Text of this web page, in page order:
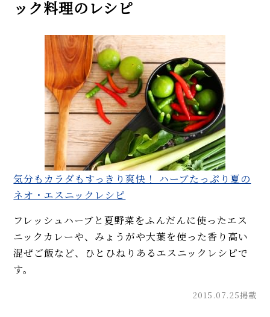
ック料理のレシピ
気分もカラダもすっきり爽快！ ハーブたっぷり夏の
ネオ・エスニックレシピ
フレッシュハーブと夏野菜をふんだんに使ったエス
ニックカレーや、みょうがや大葉を使った香り高い
混ぜご飯など、ひとひねりあるエスニックレシピで
す。
2015.07.25掲載